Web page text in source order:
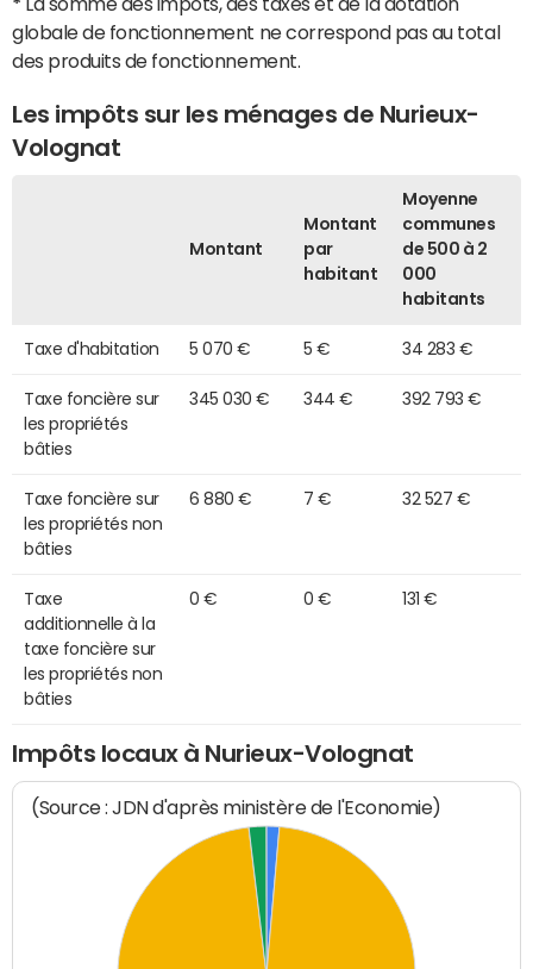
globale de fonctionnement ne correspond pas au total
des produits de fonctionnement.
Les impôts sur les ménages de Nurieux-
Volognat
Montant
Montant
par
habitant
Moyenne
communes
de 500 à 2
000
habitants
Taxe d'habitation 5 070 € 5 € 34 283 €
Taxe foncière sur
les propriétés
bâties
345 030 € 344 € 392 793 €
Taxe foncière sur
les propriétés non
bâties
6 880 € 7 € 32 527 €
Taxe
additionnelle à la
taxe foncière sur
les propriétés non
bâties
0 € 0 € 131 €
Impôts locaux à Nurieux-Volognat
(Source : JDN d'après ministère de l'Economie)